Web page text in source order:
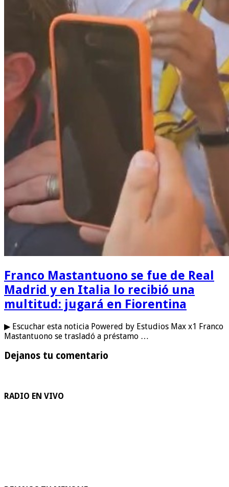
Franco Mastantuono se fue de Real
Madrid y en Italia lo recibió una
multitud: jugará en Fiorentina
▶ Escuchar esta noticia Powered by Estudios Max x1 Franco
Mastantuono se trasladó a préstamo …
Dejanos tu comentario
RADIO EN VIVO